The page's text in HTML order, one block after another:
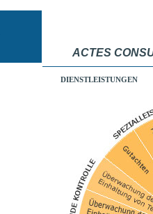
ACTES
DIENSTLEISTUNGEN